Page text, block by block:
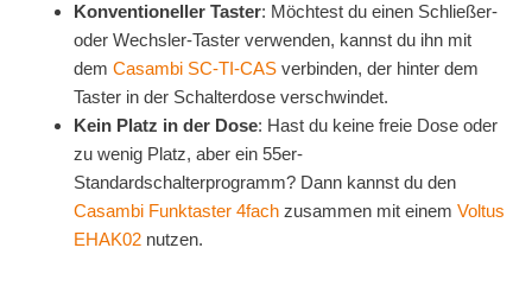
Konventioneller Taster: Möchtest du einen Schließer-
oder Wechsler-Taster verwenden, kannst du ihn mit
demCasambi SC-TI-CAS verbinden, der hinter dem
Taster in der Schalterdose verschwindet.
Kein Platz in der Dose: Hast du keine freie Dose oder
zu wenig Platz, aber ein 55er-
Standardschalterprogramm? Dann kannst du den
Casambi Funktaster 4fach zusammen mit einemVoltus
EHAK02 nutzen.